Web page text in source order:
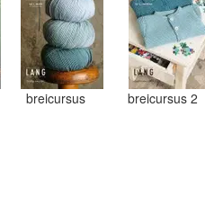
breicursus breicursus 2